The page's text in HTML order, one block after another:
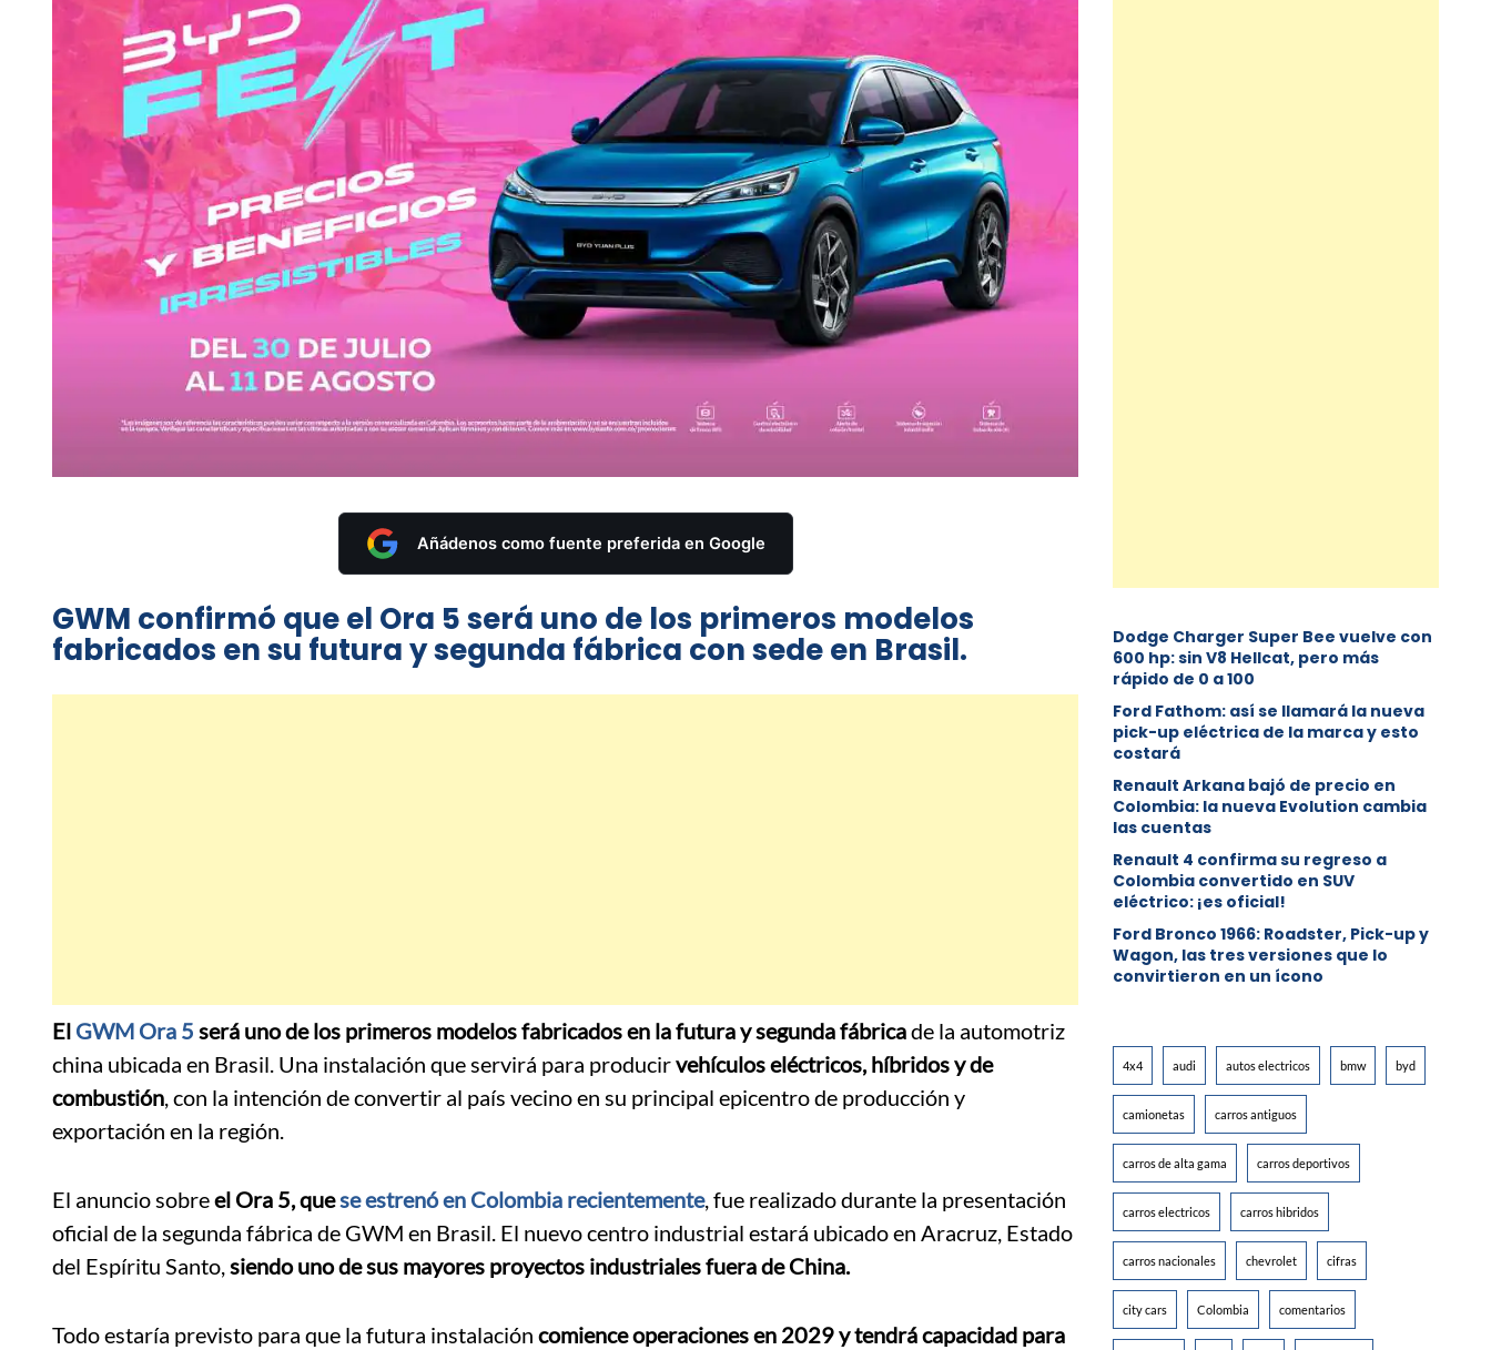
Añádenos como fuente preferida en Google
GWM confirmó que el Ora 5 será uno de los primeros modelos
fabricados en su futura y segunda fábrica con sede en Brasil.
El GWM Ora 5 será uno de los primeros modelos fabricados en la futura y segunda fábricade la automotriz
china ubicada en Brasil. Una instalación que servirá para producirvehículos eléctricos, híbridos y de
combustión, con la intención de convertir al país vecino en su principal epicentro de producción y
exportación en la región.
El anuncio sobreel Ora 5, quese estrenó en Colombia recientemente, fue realizado durante la presentación
oficial de la segunda fábrica de GWM en Brasil. El nuevo centro industrial estará ubicado en Aracruz, Estado
del Espíritu Santo,siendo uno de sus mayores proyectos industriales fuera de China.
Todo estaría previsto para que la futura instalación comience operaciones en 2029 y tendrá capacidad para
Dodge Charger Super Bee vuelve con
600 hp: sin V8 Hellcat, pero más
rápido de 0 a 100
Ford Fathom: así se llamará la nueva
pick-up eléctrica de la marca y esto
costará
Renault Arkana bajó de precio en
Colombia: la nueva Evolution cambia
las cuentas
Renault 4 confirma su regreso a
Colombia convertido en SUV
eléctrico: ¡es oficial!
Ford Bronco 1966: Roadster, Pick-up y
Wagon, las tres versiones que lo
convirtieron en un ícono
4x4 audi autos electricos bmw byd
camionetas carros antiguos
carros de alta gama carros deportivos
carros electricos carros hibridos
carros nacionales chevrolet cifras
city cars Colombia comentarios